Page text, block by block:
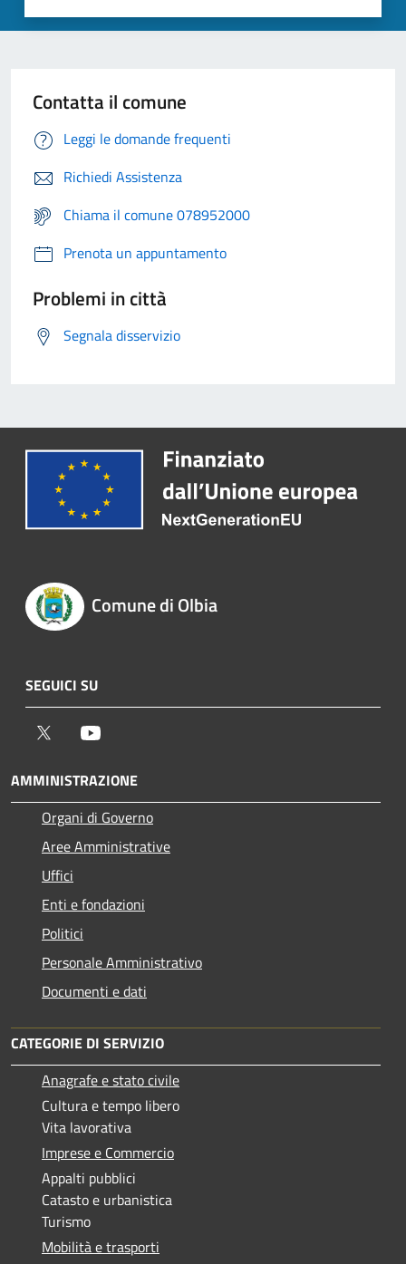
Contatta il comune
Leggi le domande frequenti
Richiedi Assistenza
Chiama il comune 078952000
Prenota un appuntamento
Problemi in città
Segnala disservizio
Comune di Olbia
SEGUICI SU
Twitter
AMMINISTRAZIONE
Organi di Governo
Aree Amministrative
Uffici
Enti e fondazioni
Politici
Personale Amministrativo
Documenti e dati
CATEGORIE DI SERVIZIO
Anagrafe e stato civile
Cultura e tempo libero
Vita lavorativa
Imprese e Commercio
Appalti pubblici
Catasto e urbanistica
Turismo
Mobilità e trasporti